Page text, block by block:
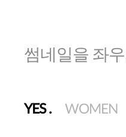
썸네일을 좌
YES. WOMEN